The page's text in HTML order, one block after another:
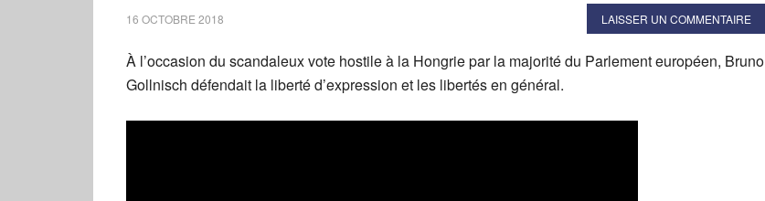
16 OCTOBRE 2018 LAISSER UN COMMENTAIRE
À l’occasion du scandaleux vote hostile à la Hongrie par la majorité du Parlement européen, Bruno
Gollnisch défendait la liberté d’expression et les libertés en général.